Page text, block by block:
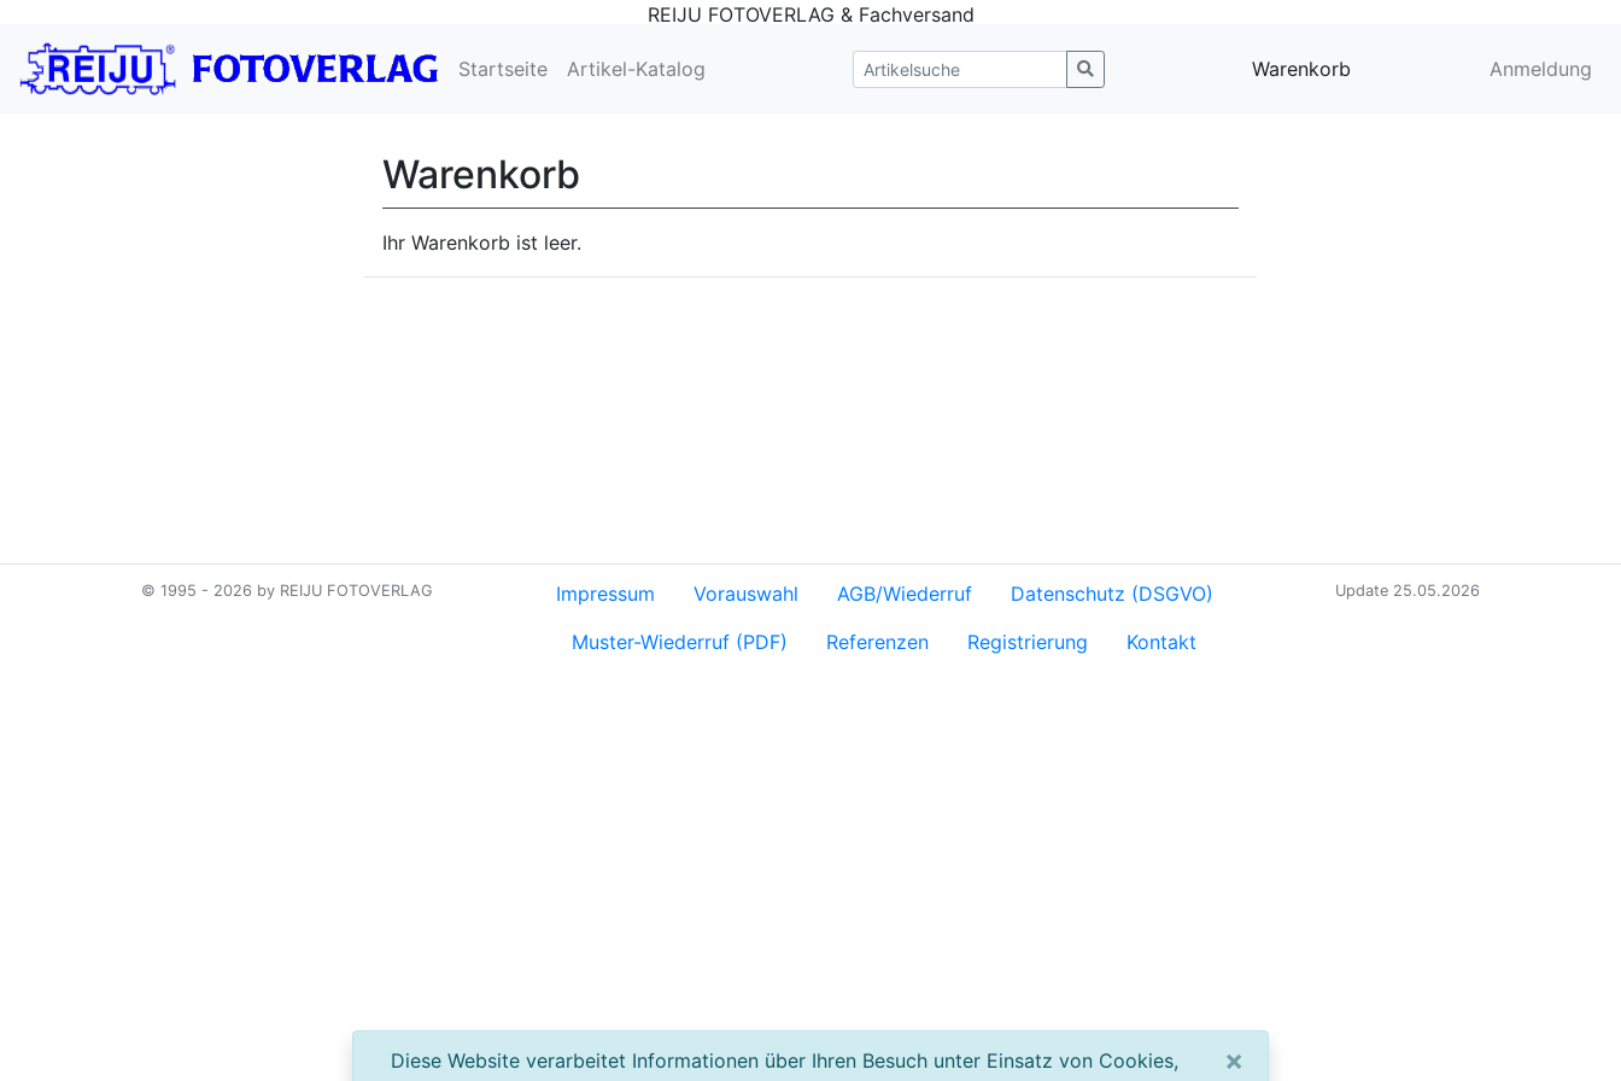
REIJU FOTOVERLAG & Fachversand
Startseite Artikel-Katalog Warenkorb Anmeldung
Warenkorb
Ihr Warenkorb ist leer.
Diese Website verarbeitet Informationen über Ihren Besuch unter Einsatz von Cookies,
×
Update 25.05.2026
© 1995 - 2026 by REIJU FOTOVERLAG Impressum Vorauswahl AGB/Wiederruf
Datenschutz (DSGVO)
Muster-Wiederruf (PDF)
Referenzen Registrierung Kontakt